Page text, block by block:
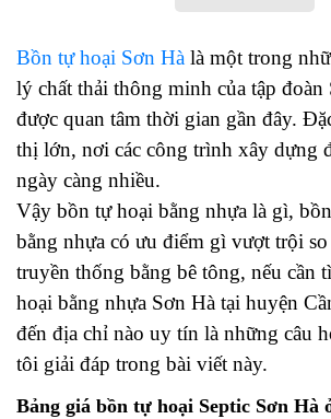
Bồn tự hoại Sơn Hà là một trong
lý chất thải thông minh của tập đoàn
được quan tâm thời gian gần đây.
thị lớn, nơi các công trình xây dựng
ngày càng nhiều.
Vậy bồn tự hoại bằng nhựa là gì,
bằng nhựa có ưu điểm gì vượt trội
truyền thống bằng bê tông, nếu cần
hoại bằng nhựa Sơn Hà tại huyện
đến địa chỉ nào uy tín là những câu
tôi giải đáp trong bài viết này.
Bảng giá bồn tự hoại Septic Sơn Hà